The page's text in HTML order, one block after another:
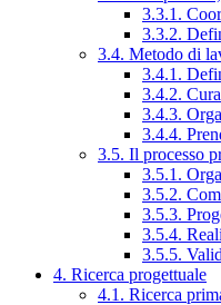
3.3.1.
3.3.2.
3.4. Metodo di
3.4.1.
3.4.2.
3.4.3.
3.4.4.
3.5. Il processo
3.5.1.
3.5.2.
3.5.3.
3.5.4.
3.5.5.
4. Ricerca progettuale
4.1. Ricerca